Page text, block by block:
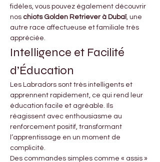
fidèles, vous pouvez également découvrir
nos chiots Golden Retriever à Dubaï, une
autre race affectueuse et familiale très
appréciée.
Intelligence et Facilité
d’Éducation
Les Labradors sont très intelligents et
apprennent rapidement, ce qui rend leur
éducation facile et agréable. Ils
réagissent avec enthousiasme au
renforcement positif, transformant
l’apprentissage en un moment de
complicité.
Des commandes simples comme « assis »